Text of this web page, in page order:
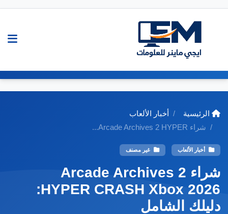
الرئيسية
أخبار الألعاب
شراء Arcade Archives 2 HYPER...
أخبار الألعاب غير مصنف
شراء Arcade Archives 2
HYPER CRASH Xbox 2026:
دليلك الشامل